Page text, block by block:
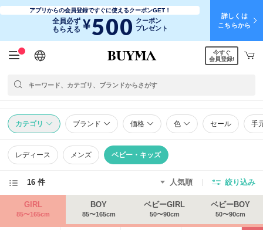
アプリからの会員登録ですぐに使えるクーポンGET！
全員必ず
もらえる ¥500 クーポン
プレゼント
詳しくは
こちらから
日本語
English
简体中文
繁體中文
今すぐ
会員登録!
カテゴリ ブランド 価格 色 セール 手
レディース メンズ ベビー・キッズ
16 件 人気順 絞り込み
GIRL
85〜165cm
BOY
85〜165cm
ベビーGIRL
50〜90cm
ベビーBOY
50〜90cm